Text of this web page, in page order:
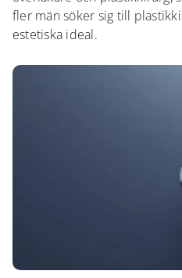
fler män söker sig till
estetiska ideal.